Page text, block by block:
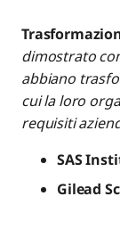
dimostrato
abbiano
cui la loro
requisiti
SAS
Gilead